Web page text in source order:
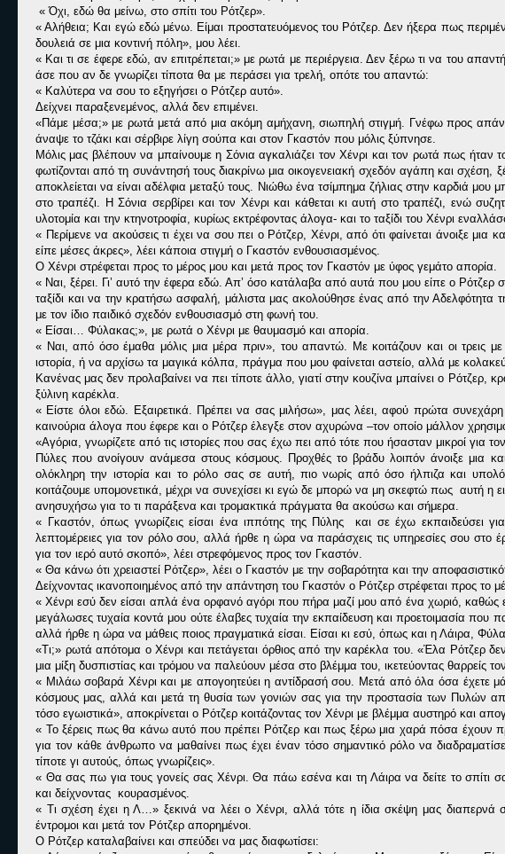
« Όχι, εδώ θα μείνω, στο σπίτι του Ρότζερ».
« Αλήθεια; Και εγώ εδώ μένω. Είμαι προστατευόμενος του Ρότζερ. Δεν ήξερα πως
δουλειά σε μια κοντινή πόλη», μου λέει.
« Και τι σε έφερε εδώ, αν επιτρέπεται;» με ρωτά με περιέργεια. Δεν ξέρω τι να του
άσε που αν δε γνωρίζει τίποτα θα με περάσει για τρελή, οπότε του απαντώ:
« Καλύτερα να σου το εξηγήσει ο Ρότζερ αυτό».
Δείχνει παραξενεμένος, αλλά δεν επιμένει.
«Πάμε μέσα;» με ρωτά μετά από μια ακόμη αμήχανη, σιωπηλή στιγμή. Γνέφω προς
άναψε το τζάκι και σέρβιρε λίγη σούπα και στον Γκαστόν που μόλις ξύπνησε.
Μόλις μας βλέπουν να μπαίνουμε η Σόνια αγκαλιάζει τον Χένρι και τον ρωτά πως ήταν
φωτίζονται από τη συνάντησή τους διακρίνω μια οικογενειακή σχεδόν αγάπη και
αποκλείεται να είναι αδέλφια μεταξύ τους. Νιώθω ένα τσίμπημα ζήλιας στην καρδιά
στο τραπέζι. Η Σόνια σερβίρει και τον Χένρι και κάθεται κι αυτή στο τραπέζι, ενώ
υλοτομία και την κτηνοτροφία, κυρίως εκτρέφοντας άλογα- και το ταξίδι του Χένρι
« Περίμενε να ακούσεις τι έχει να σου πει ο Ρότζερ, Χένρι, από ότι φαίνεται άνοιξε μια
είπε μέσες άκρες», λέει κάποια στιγμή ο Γκαστόν ενθουσιασμένος.
Ο Χένρι στρέφεται προς το μέρος μου και μετά προς τον Γκαστόν με ύφος γεμάτο απορία.
« Ναι, ξέρει. Γι’ αυτό την έφερα εδώ. Απ’ όσο κατάλαβα από αυτά που μου είπε ο Ρότζερ
ταξίδι και να την κρατήσω ασφαλή, μάλιστα μας ακολούθησε ένας από την Αδελφότητα
με τον ίδιο παιδικό σχεδόν ενθουσιασμό στη φωνή του.
« Είσαι… Φύλακας;», με ρωτά ο Χένρι με θαυμασμό και απορία.
« Ναι, από όσο έμαθα μόλις μια μέρα πριν», του απαντώ. Με κοιτάζουν και οι τρεις
ιστορία, ή να αρχίσω τα μαγικά κόλπα, πράγμα που μου φαίνεται αστείο, αλλά με
Κανένας μας δεν προλαβαίνει να πει τίποτε άλλο, γιατί στην κουζίνα μπαίνει ο
ξύλινη καρέκλα.
« Είστε όλοι εδώ. Εξαιρετικά. Πρέπει να σας μιλήσω», μας λέει, αφού πρώτα
καινούρια άλογα που έφερε και ο Ρότζερ έλεγξε στον αχυρώνα –τον οποίο μάλλον
«Αγόρια, γνωρίζετε από τις ιστορίες που σας έχω πει από τότε που ήσασταν μικροί για
Πύλες που ανοίγουν ανάμεσα στους κόσμους. Προχθές το βράδυ λοιπόν άνοιξε
ολόκληρη την ιστορία και το ρόλο σας σε αυτή, πιο νωρίς από όσο ήλπιζα και
κοιτάζουμε υπομονετικά, μέχρι να συνεχίσει κι εγώ δε μπορώ να μη σκεφτώ πως αυτή η
ανησυχήσω για το τι παράξενα και τρομακτικά πράγματα θα ακούσω και σήμερα.
« Γκαστόν, όπως γνωρίζεις είσαι ένα ιππότης της Πύλης και σε έχω εκπαιδεύσει
λεπτομέρειες για τον ρόλο σου, αλλά ήρθε η ώρα να παράσχεις τις υπηρεσίες σου
για τον ιερό αυτό σκοπό», λέει στρεφόμενος προς τον Γκαστόν.
« Θα κάνω ότι χρειαστεί Ρότζερ», λέει ο Γκαστόν με την σοβαρότητα και την
Δείχνοντας ικανοποιημένος από την απάντηση του Γκαστόν ο Ρότζερ στρέφεται προς το
« Χένρι εσύ δεν είσαι απλά ένα ορφανό αγόρι που πήρα μαζί μου από ένα χωριό, καθώς
μεγάλωσες τυχαία κοντά μου ούτε έλαβες τυχαία την εκπαίδευση και προετοιμασία που
αλλά ήρθε η ώρα να μάθεις ποιος πραγματικά είσαι. Είσαι κι εσύ, όπως και η Λάιρα,
«Τι;» ρωτά απότομα ο Χένρι και πετάγεται όρθιος από την καρέκλα του. «Έλα Ρότζερ
μια μίξη δυσπιστίας και τρόμου να παλεύουν μέσα στο βλέμμα του, ικετεύοντας θαρρείς
« Μιλάω σοβαρά Χένρι και με απογοητεύει η αντίδρασή σου. Μετά από όλα όσα έχετε
κόσμους μας, αλλά και μετά τη θυσία των γονιών σας για την προστασία των Πυλών
τόσο εγωιστικά», αποκρίνεται ο Ρότζερ κοιτάζοντας τον Χένρι με βλέμμα αυστηρό και
« Το ξέρεις πως θα κάνω αυτό που πρέπει Ρότζερ και πως ξέρω μια χαρά πόσα έχουν
για τον κάθε άνθρωπο να μαθαίνει πως έχει έναν τόσο σημαντικό ρόλο να
τίποτε γι αυτούς, όπως γνωρίζεις».
« Θα σας πω για τους γονείς σας Χένρι. Θα πάω εσένα και τη Λάιρα να δείτε το σπίτι
και δείχνοντας κουρασμένος.
« Τι σχέση έχει η Λ…» ξεκινά να λέει ο Χένρι, αλλά τότε η ίδια σκέψη μας
έντρομοι και μετά τον Ρότζερ απορημένοι.
Ο Ρότζερ καταλαβαίνει και σπεύδει να μας διαφωτίσει: